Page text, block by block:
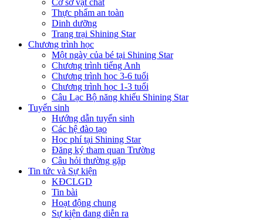
Cơ sở vật chất
Thực phẩm an toàn
Dinh dưỡng
Trang trại Shining Star
Chương trình học
Một ngày của bé tại Shining Star
Chương trình tiếng Anh
Chương trình học 3-6 tuổi
Chương trình học 1-3 tuổi
Câu Lạc Bộ năng khiếu Shining Star
Tuyển sinh
Hướng dẫn tuyển sinh
Các hệ đào tạo
Học phí tại Shining Star
Đăng ký tham quan Trường
Câu hỏi thường gặp
Tin tức và Sự kiện
KĐCLGD
Tin bài
Hoạt động chung
Sự kiện đang diễn ra